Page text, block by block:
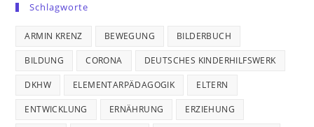
Schlagworte
ARMIN KRENZ BEWEGUNG BILDERBUCH
BILDUNG CORONA DEUTSCHES KINDERHILFSWERK
DKHW ELEMENTARPÄDAGOGIK ELTERN
ENTWICKLUNG ERNÄHRUNG ERZIEHUNG